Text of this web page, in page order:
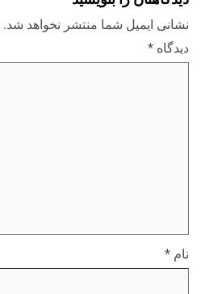
نشانی ایمیل شما منتشر نخواهد شد.
دیدگاه *
نام *